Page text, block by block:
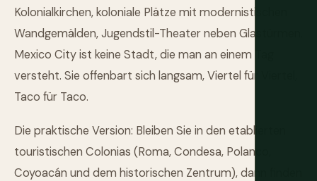
Kolonialkirchen, koloniale Plätze mit modernistischen
Wandgemälden, Jugendstil-Theater neben Glastürmen.
Mexico City ist keine Stadt, die man an einem Tag
versteht. Sie offenbart sich langsam, Viertel für Viertel,
Taco für Taco.
Die praktische Version: Bleiben Sie in den etablierten
touristischen Colonias (Roma, Condesa, Polanco,
Coyoacán und dem historischen Zentrum), dann finden